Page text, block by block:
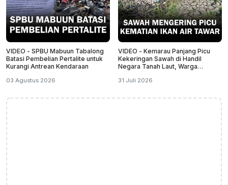
VIDEO - SPBU Mabuun Tabalong
Batasi Pembelian Pertalite untuk
Kurangi Antrean Kendaraan
03 Agustus 2026
VIDEO - Kemarau Panjang Picu
Kekeringan Sawah di Handil
Negara Tanah Laut, Warga
31 Juli 2026